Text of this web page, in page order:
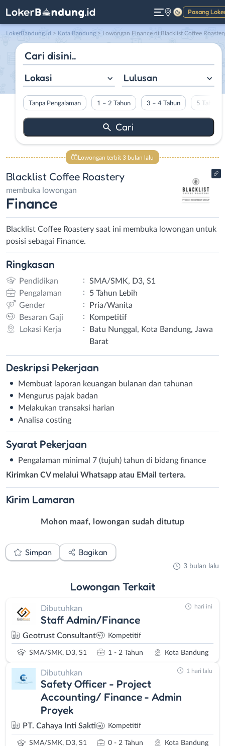
Pasang
Gelap
LokerBandung.id > Kota Bandung > Lowongan Finance di Blacklist Coffee
Lokasi Lulusan
Tanpa Pengalaman 1 – 2 Tahun 3 – 4 Tahun 5 Tahun
Lowongan terbit 3 bulan lalu
Blacklist Coffee Roastery
membuka lowongan
Finance
Blacklist Coffee Roastery saat ini membuka lowongan untuk
posisi sebagai Finance.
Ringkasan
Pendidikan :
SMA/SMK, D3, S1
Pengalaman
:
5 Tahun Lebih
Gender
:
Pria/Wanita
Besaran Gaji
:
Kompetitif
Lokasi Kerja
:
Batu Nunggal, Kota Bandung, Jawa
Barat
Deskripsi Pekerjaan
Membuat laporan keuangan bulanan dan tahunan
Mengurus pajak badan
Melakukan transaksi harian
Analisa costing
Syarat Pekerjaan
Pengalaman minimal 7 (tujuh) tahun di bidang finance
Kirimkan CV melalui Whatsapp atau EMail tertera.
Kirim Lamaran
Mohon maaf, lowongan sudah ditutup
Simpan Bagikan
3 bulan lalu
Lowongan Terkait
Dibutuhkan
Staff Admin/Finance
Geotrust Consultant Kompetitif
SMA/SMK, D3, S1 1 - 2 Tahun Kota Bandung
hari ini
Dibutuhkan
Safety Officer - Project
Accounting/ Finance - Admin
Proyek
PT. Cahaya Inti Sakti Kompetitif
SMA/SMK, D3, S1 0 - 2 Tahun Kota Bandung
1 hari lalu